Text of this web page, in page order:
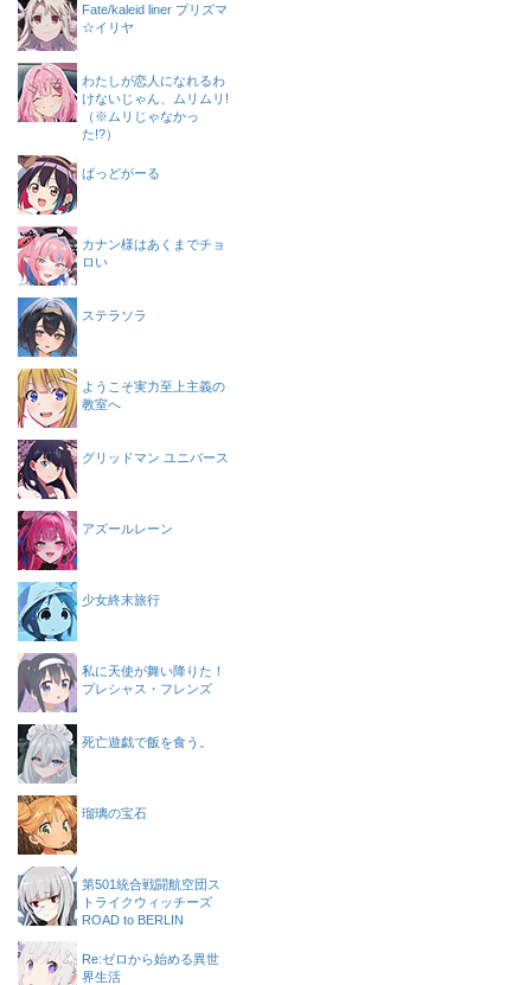
Fate/kaleid liner プリズマ
☆イリヤ
わたしが恋人になれるわ
けないじゃん、ムリムリ!
（※ムリじゃなかっ
た!?）
ばっどがーる
カナン様はあくまでチョ
ロい
ステラソラ
ようこそ実力至上主義の
教室へ
グリッドマン ユニバース
アズールレーン
少女終末旅行
私に天使が舞い降りた！
プレシャス・フレンズ
死亡遊戯で飯を食う。
瑠璃の宝石
第501統合戦闘航空団ス
トライクウィッチーズ
ROAD to BERLIN
Re:ゼロから始める異世
界生活